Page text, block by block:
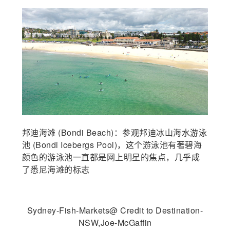
邦迪海滩 (Bondi Beach)：参观邦迪冰山海水游泳
池 (Bondi Icebergs Pool)，这个游泳池有著碧海
颜色的游泳池一直都是网上明星的焦点，几乎成
了悉尼海滩的标志
Sydney-Fish-Markets@ Credit to Destination-
NSW,Joe-McGaffin